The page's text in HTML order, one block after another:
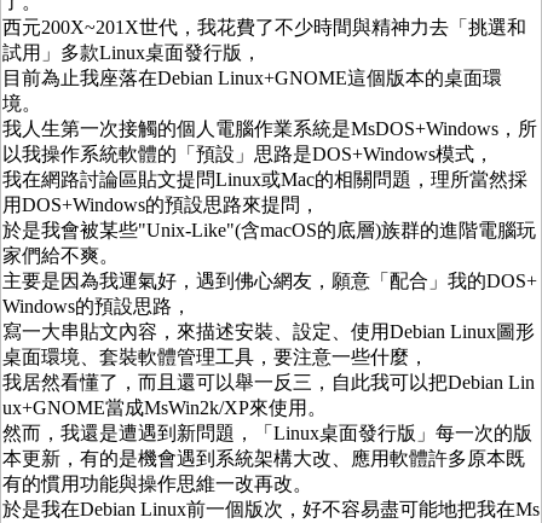
西元200X~201X世代，我花費了不少時間與精神力去「挑選和
試用」多款Linux桌面發行版，
目前為止我座落在Debian Linux+GNOME這個版本的桌面環
境。
我人生第一次接觸的個人電腦作業系統是MsDOS+Windows，所
以我操作系統軟體的「預設」思路是DOS+Windows模式，
我在網路討論區貼文提問Linux或Mac的相關問題，理所當然採
用DOS+Windows的預設思路來提問，
於是我會被某些"Unix-Like"(含macOS的底層)族群的進階電腦玩
家們給不爽。
主要是因為我運氣好，遇到佛心網友，願意「配合」我的DOS+
Windows的預設思路，
寫一大串貼文內容，來描述安裝、設定、使用Debian Linux圖形
桌面環境、套裝軟體管理工具，要注意一些什麼，
我居然看懂了，而且還可以舉一反三，自此我可以把Debian Lin
ux+GNOME當成MsWin2k/XP來使用。
然而，我還是遭遇到新問題，「Linux桌面發行版」每一次的版
本更新，有的是機會遇到系統架構大改、應用軟體許多原本既
有的慣用功能與操作思維一改再改。
於是我在Debian Linux前一個版次，好不容易盡可能地把我在Ms